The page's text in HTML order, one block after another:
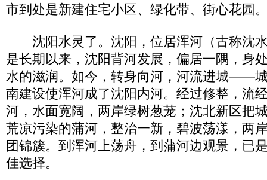
市到处是新建住宅小区、绿化带、街心花园
沈阳水灵了。沈阳，位居浑河（古称沈
是长期以来，沈阳背河发展，偏居一隅，身
水的滋润。如今，转身向河，河流进城——
南建设使浑河成了沈阳内河。经过修整，流
河，水面宽阔，两岸绿树葱茏；沈北新区把
荒凉污染的蒲河，整治一新，碧波荡漾，两
团锦簇。到浑河上荡舟，到蒲河边观景，已
佳选择。